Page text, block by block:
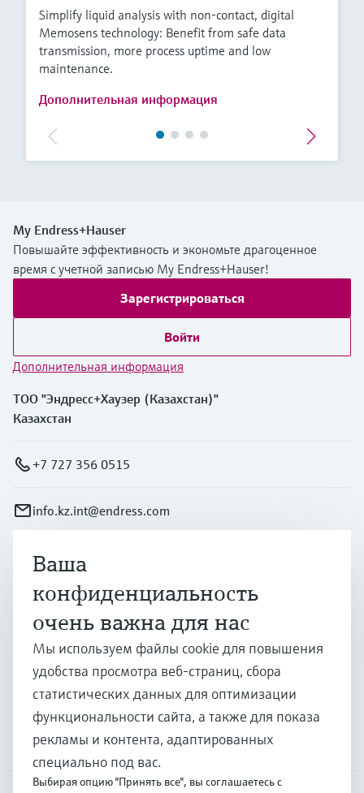
Simplify liquid analysis with non-contact, digital
Memosens technology: Benefit from safe data
transmission, more process uptime and low
maintenance.
Дополнительная информация
My Endress+Hauser
Повышайте эффективность и экономьте драгоценное
время с учетной записью My Endress+Hauser!
Зарегистрироваться
Войти
Дополнительная информация
ТОО "Эндресс+Хаузер (Казахстан)"
Казахстан
+7 727 356 0515
info.kz.int@endress.com
Продукты и услуги
Отрасли
Поддержка
Компания
Ваша
конфиденциальность
очень важна для нас
Мы используем файлы cookie для повышения
удобства просмотра веб-страниц, сбора
статистических данных для оптимизации
функциональности сайта, а также для показа
рекламы и контента, адаптированных
специально под вас.
Выбирая опцию "Принять все", вы соглашаетесь с